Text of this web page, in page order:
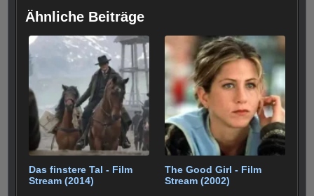
Ähnliche Beiträge
Das finstere Tal - Film
Stream (2014)
The Good Girl - Film
Stream (2002)